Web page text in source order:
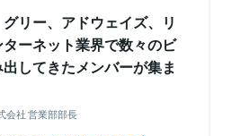
リー、アドウェイズ、リ
ーネット業界で数々のビ
してきたメンバーが集ま
スタディプラス
会社 営業部部長